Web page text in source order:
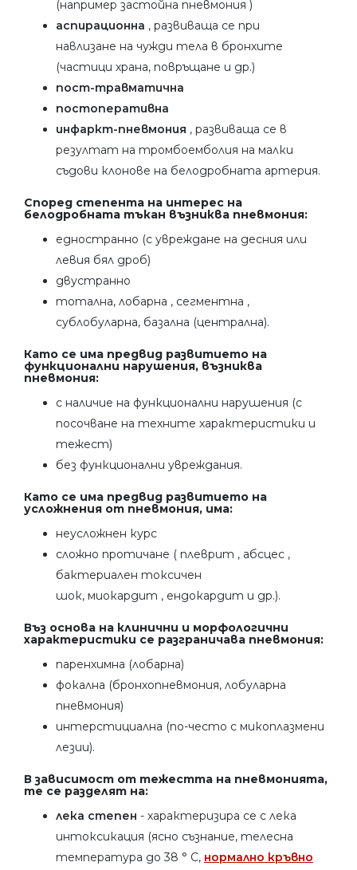
(например застойна пневмония )
аспирационна , развиваща се при
навлизане на чужди тела в бронхите
(частици храна, повръщане и др.)
пост-травматична
постоперативна
инфаркт-пневмония , развиваща се в
резултат на тромбоемболия на малки
съдови клонове на белодробната артерия.
Според степента на интерес на
белодробната тъкан възниква пневмония:
едностранно (с увреждане на десния или
левия бял дроб)
двустранно
тотална, лобарна , сегментна ,
сублобуларна, базална (централна).
Като се има предвид развитието на
функционални нарушения, възниква
пневмония:
с наличие на функционални нарушения (с
посочване на техните характеристики и
тежест)
без функционални увреждания.
Като се има предвид развитието на
усложнения от пневмония, има:
неусложнен курс
сложно протичане ( плеврит , абсцес ,
бактериален токсичен
шок, миокардит , ендокардит и др.).
Въз основа на клинични и морфологични
характеристики се разграничава пневмония:
паренхимна (лобарна)
фокална (бронхопневмония, лобуларна
пневмония)
интерстициална (по-често с микоплазмени
лезии).
В зависимост от тежестта на пневмонията,
те се разделят на:
лека степен - характеризира се с лека
интоксикация (ясно съзнание, телесна
температура до 38 ° C, нормално кръвно